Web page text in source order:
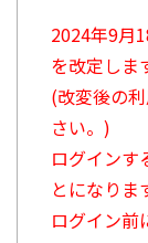
2024年9月
を改定しま
(改変後の利
さい。)
ログインす
とになりま
ログイン前